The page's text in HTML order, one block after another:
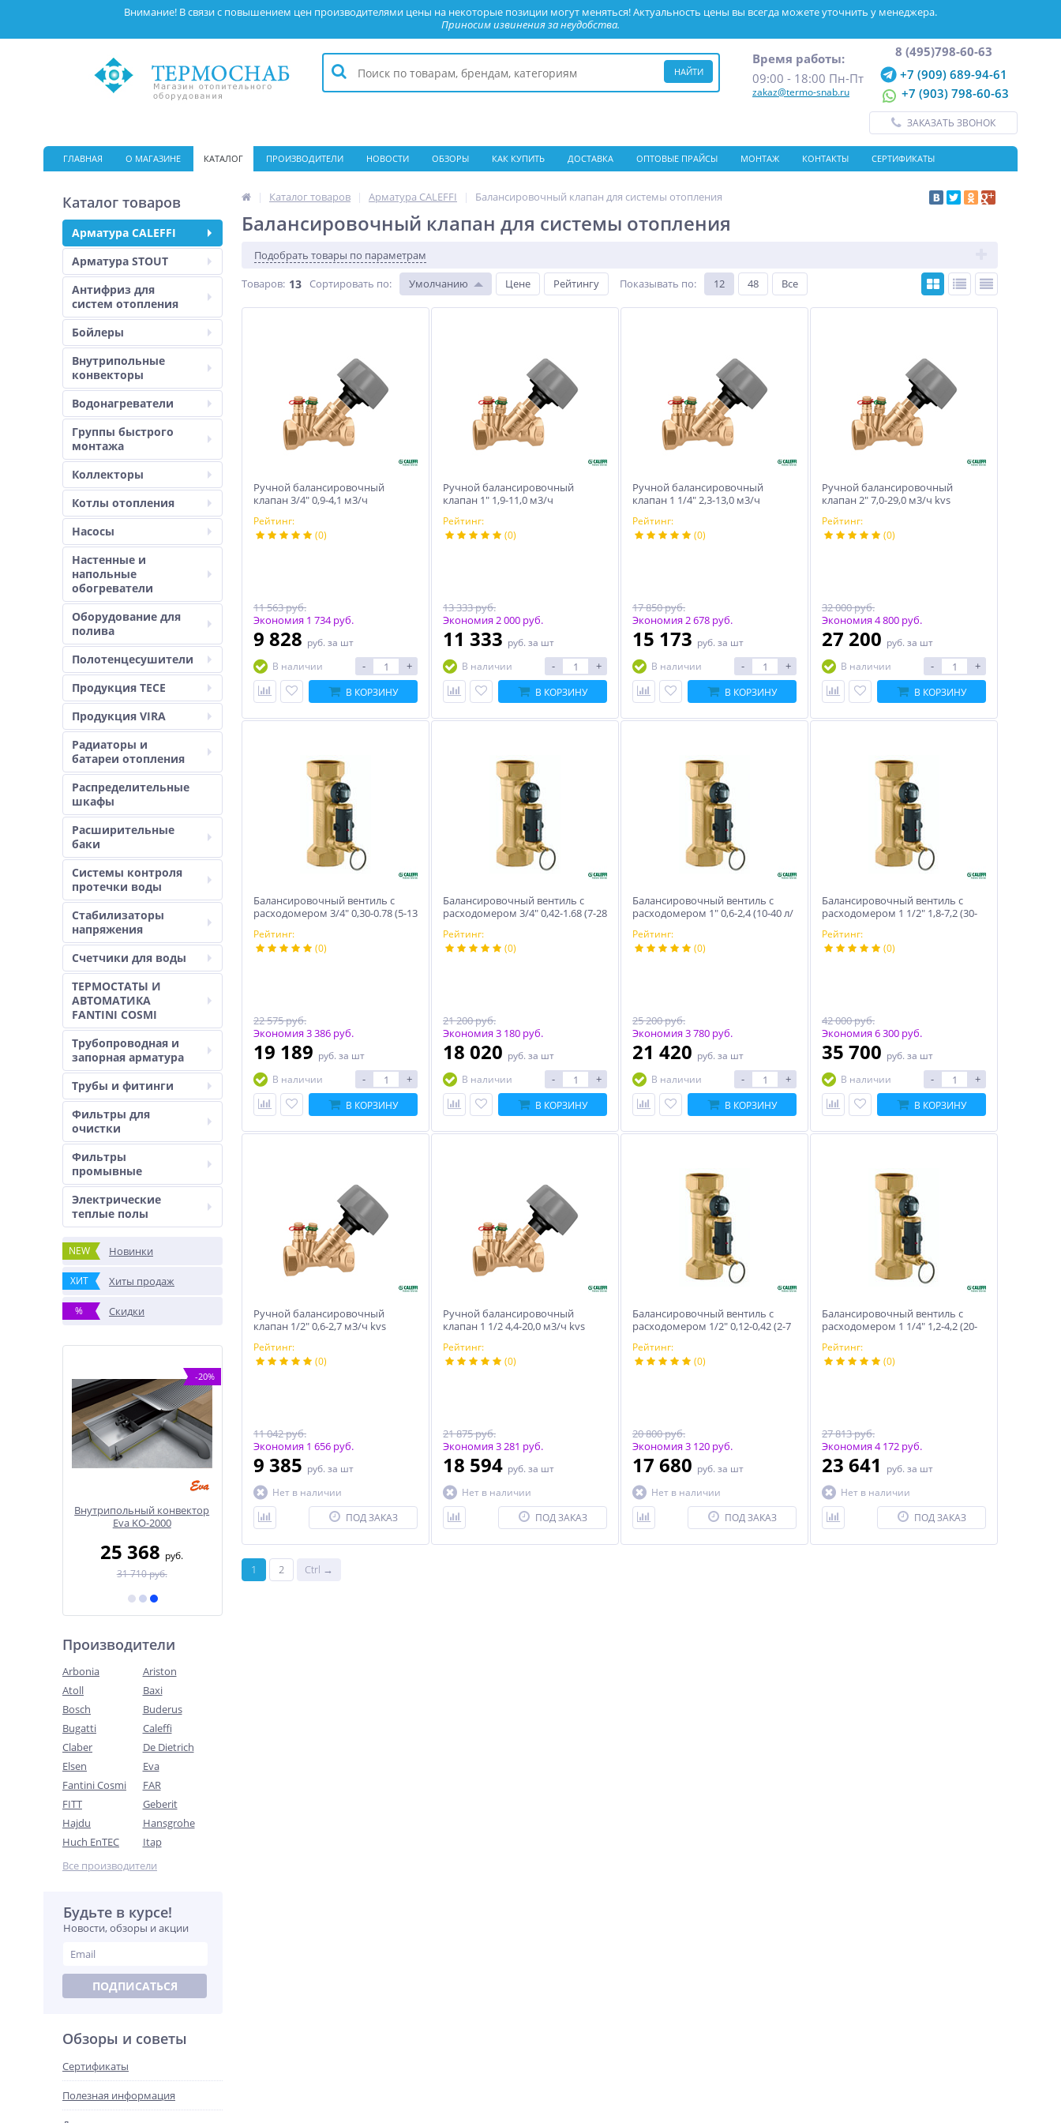
Внимание! В связи с повышением цен производителями цены на некоторые позиции могут меняться! Актуальность цены вы всегда можете уточнить у менеджера.
Приносим извинения за неудобства.
Время работы:
09:00 - 18:00 Пн-Пт
zakaz@termo-snab.ru
8 (495)798-60-63
+7 (909) 689-94-61
+7 (903) 798-60-63
ЗАКАЗАТЬ ЗВОНОК
ГЛАВНАЯ О МАГАЗИНЕ КАТАЛОГ ПРОИЗВОДИТЕЛИ НОВОСТИ ОБЗОРЫ КАК КУПИТЬ ДОСТАВКА ОПТОВЫЕ ПРАЙСЫ МОНТАЖ КОНТАКТЫ СЕРТИФИКАТЫ
Каталог товаров
Арматура CALEFFI
Арматура STOUT
Антифриз для
систем отопления
Бойлеры
Внутрипольные
конвекторы
Водонагреватели
Группы быстрого
монтажа
Коллекторы
Котлы отопления
Насосы
Настенные и
напольные
обогреватели
Оборудование для
полива
Полотенцесушители
Продукция TECE
Продукция VIRA
Радиаторы и
батареи отопления
Распределительные
шкафы
Расширительные
баки
Системы контроля
протечки воды
Стабилизаторы
напряжения
Счетчики для воды
ТЕРМОСТАТЫ И
АВТОМАТИКА
FANTINI COSMI
Трубопроводная и
запорная арматура
Трубы и фитинги
Фильтры для
очистки
Фильтры
промывные
Электрические
теплые полы
NEW Новинки
ХИТ Хиты продаж
% Скидки
-20%
Внутрипольный конвектор
Eva K-2000
39 658 руб.
49 573 руб.
Внутрипольный конвектор
20 426
25 533 руб.
Производители
Arbonia
Ariston
Atoll
Baxi
Bosch
Buderus
Bugatti
Caleffi
Claber
De Dietrich
Elsen
Eva
Fantini Cosmi
FAR
FITT
Geberit
Hajdu
Hansgrohe
Huch EnTEC
Itap
Все производители
Будьте в курсе!
Новости, обзоры и акции
ПОДПИСАТЬСЯ
Обзоры и советы
Сертификаты
Полезная информация
| Каталог товаров | Арматура CALEFFI | Балансировочный клапан для системы отопления
Балансировочный клапан для системы отопления
Подобрать товары по параметрам
Товаров: 13 Сортировать по: Умолчанию Цене Рейтингу Показывать по: 12 48 Все
Ручной балансировочный
клапан 3/4″ 0,9-4,1 м3/ч
Рейтинг:
(0)
11 563 руб.
Экономия 1 734 руб.
9 828 руб. за шт
В наличии
- +
В КОРЗИНУ
Ручной балансировочный
клапан 1″ 1,9-11,0 м3/ч
Рейтинг:
(0)
13 333 руб.
Экономия 2 000 руб.
11 333 руб. за шт
В наличии
- +
В КОРЗИНУ
Ручной балансировочный
клапан 1 1/4″ 2,3-13,0 м3/ч
Рейтинг:
(0)
17 850 руб.
Экономия 2 678 руб.
15 173 руб. за шт
В наличии
- +
В КОРЗИНУ
Ручной балансировочный
клапан 2″ 7,0-29,0 м3/ч kvs
Рейтинг:
(0)
32 000 руб.
Экономия 4 800 руб.
27 200 руб. за шт
В наличии
- +
В КОРЗИНУ
Балансировочный вентиль с
расходомером 3/4″ 0,30-0.78 (5-13
Рейтинг:
(0)
22 575 руб.
Экономия 3 386 руб.
19 189 руб. за шт
В наличии
- +
В КОРЗИНУ
Балансировочный вентиль с
расходомером 3/4″ 0,42-1.68 (7-28
Рейтинг:
(0)
21 200 руб.
Экономия 3 180 руб.
18 020 руб. за шт
В наличии
- +
В КОРЗИНУ
Балансировочный вентиль с
расходомером 1″ 0,6-2,4 (10-40 л/
Рейтинг:
(0)
25 200 руб.
Экономия 3 780 руб.
21 420 руб. за шт
В наличии
- +
В КОРЗИНУ
Балансировочный вентиль с
расходомером 1 1/2″ 1,8-7,2 (30-
Рейтинг:
(0)
42 000 руб.
Экономия 6 300 руб.
35 700 руб. за шт
В наличии
- +
В КОРЗИНУ
Ручной балансировочный
клапан 1/2″ 0,6-2,7 м3/ч kvs
Рейтинг:
(0)
11 042 руб.
Экономия 1 656 руб.
9 385 руб. за шт
Нет в наличии
ПОД ЗАКАЗ
Ручной балансировочный
клапан 1 1/2 4,4-20,0 м3/ч kvs
Рейтинг:
(0)
21 875 руб.
Экономия 3 281 руб.
18 594 руб. за шт
Нет в наличии
ПОД ЗАКАЗ
Балансировочный вентиль с
расходомером 1/2″ 0,12-0,42 (2-7
Рейтинг:
(0)
20 800 руб.
Экономия 3 120 руб.
17 680 руб. за шт
Нет в наличии
ПОД ЗАКАЗ
Балансировочный вентиль с
расходомером 1 1/4″ 1,2-4,2 (20-
Рейтинг:
(0)
27 813 руб.
Экономия 4 172 руб.
23 641 руб. за шт
Нет в наличии
ПОД ЗАКАЗ
1 2 Ctrl →